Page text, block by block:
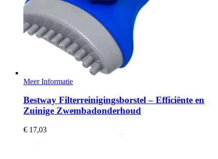
Meer Informatie
Bestway Filterreinigingsborstel – Efficiënte en
Zuinige Zwembadonderhoud
€ 17,03